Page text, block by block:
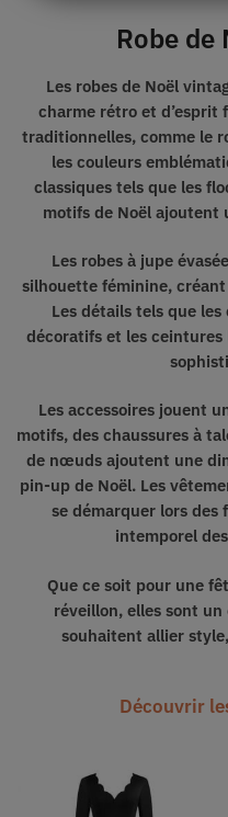
Robe de
Les robes de Noël
charme rétro et d’esprit
traditionnelles, comme le
les couleurs
classiques tels que les
motifs de Noël ajoutent
Les robes à jupe
silhouette féminine,
Les détails tels que
décoratifs et les
Les accessoires jouent
motifs, des chaussures à
de nœuds ajoutent une
pin-up de Noël. Les
se démarquer lors des
intemporel
Que ce soit pour une
réveillon, elles sont
souhaitent allier
Découvrir